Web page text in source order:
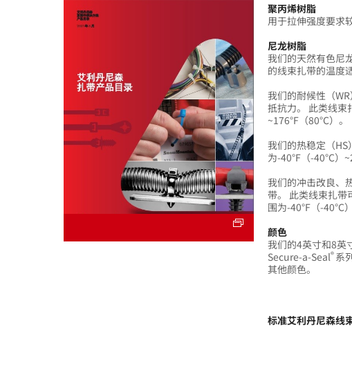
聚丙烯树脂
用于拉伸强度要求
尼龙树脂
我们的天然有色尼
的线束扎带的温度
我们的耐候性（
抵抗力。 此类线束
~176°F（80°C）。
我们的热稳定（
为-40°F（-40°C）
我们的冲击改良、
带。 此类线束扎带
围为-40°F（-40°C
颜色
我们的4英寸和8英
Secure-a-Seal® 系
其他颜色。
标准艾利丹尼森线